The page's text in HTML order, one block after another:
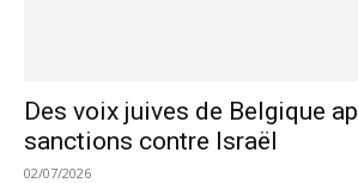
Des voix juives de Belgique
sanctions contre Israël
02/07/2026